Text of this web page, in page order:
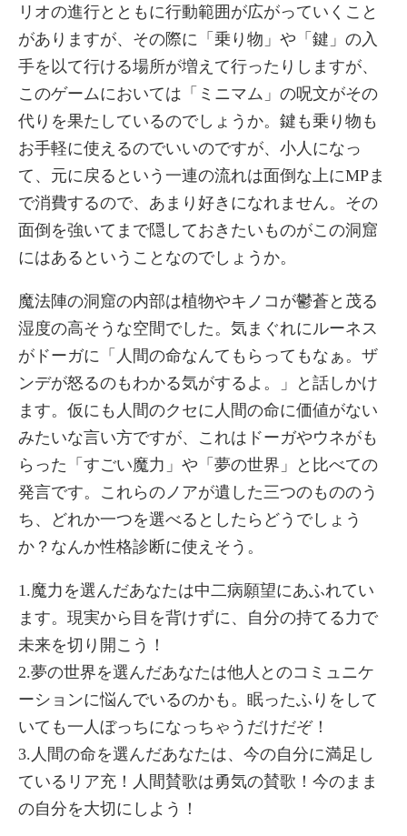
リオの進行とともに行動範囲が広がっていくこと
がありますが、その際に「乗り物」や「鍵」の入
手を以て行ける場所が増えて行ったりしますが、
このゲームにおいては「ミニマム」の呪文がその
代りを果たしているのでしょうか。鍵も乗り物も
お手軽に使えるのでいいのですが、小人になっ
て、元に戻るという一連の流れは面倒な上にMPま
で消費するので、あまり好きになれません。その
面倒を強いてまで隠しておきたいものがこの洞窟
にはあるということなのでしょうか。
魔法陣の洞窟の内部は植物やキノコが鬱蒼と茂る
湿度の高そうな空間でした。気まぐれにルーネス
がドーガに「人間の命なんてもらってもなぁ。ザ
ンデが怒るのもわかる気がするよ。」と話しかけ
ます。仮にも人間のクセに人間の命に価値がない
みたいな言い方ですが、これはドーガやウネがも
らった「すごい魔力」や「夢の世界」と比べての
発言です。これらのノアが遺した三つのもののう
ち、どれか一つを選べるとしたらどうでしょう
か？なんか性格診断に使えそう。
1.魔力を選んだあなたは中二病願望にあふれてい
ます。現実から目を背けずに、自分の持てる力で
未来を切り開こう！
2.夢の世界を選んだあなたは他人とのコミュニケ
ーションに悩んでいるのかも。眠ったふりをして
いても一人ぼっちになっちゃうだけだぞ！
3.人間の命を選んだあなたは、今の自分に満足し
ているリア充！人間賛歌は勇気の賛歌！今のまま
の自分を大切にしよう！